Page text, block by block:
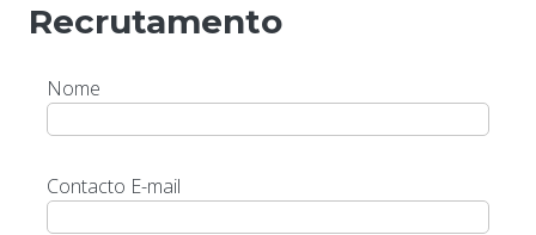
Recrutamento
Nome
Contacto E-mail